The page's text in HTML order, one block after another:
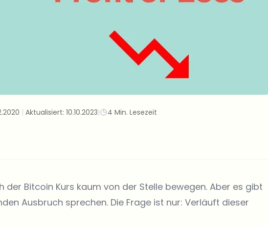
| Aktualisiert: 10.10.2023| 4 Min. Lesezeit
der Bitcoin Kurs kaum von der Stelle bewegen. Aber es gibt
Ausbruch sprechen. Die Frage ist nur: Verläuft dieser